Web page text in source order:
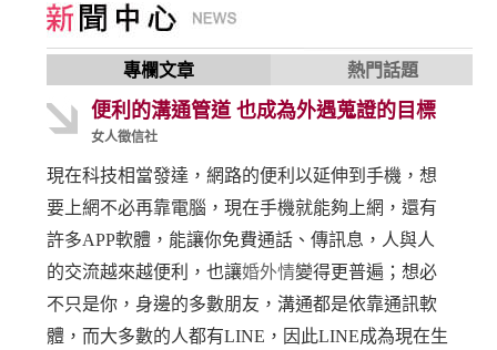
專欄文章 熱門話題
便利的溝通管道 也成為外遇蒐證的目標
女人徵信社
現在科技相當發達，網路的便利以延伸到手機，想
要上網不必再靠電腦，現在手機就能夠上網，還有
許多APP軟體，能讓你免費通話、傳訊息，人與人
的交流越來越便利，也讓婚外情變得更普遍；想必
不只是你，身邊的多數朋友，溝通都是依靠通訊軟
體，而大多數的人都有LINE，因此LINE成為現在生